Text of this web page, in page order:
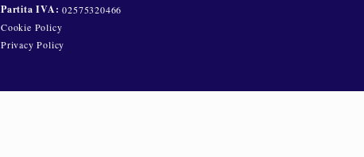
Partita IVA:02575320466
Cookie Policy
Privacy Policy